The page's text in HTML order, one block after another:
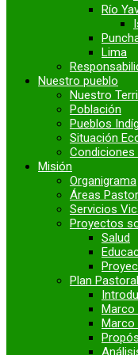
Río
Lima
Nuestro pueblo
Nuestro
Población
Pueblos
Situación
Misión
Organigrama
Áreas
Servicios
Proyectos
Salud
Plan
Marco
Marco